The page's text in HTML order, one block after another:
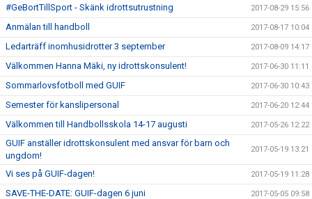
#GeBortTillSport - Skänk idrottsutrustning 2017-08-29 15:56
Anmälan till handboll 2017-08-17 10:04
Ledarträff inomhusidrotter 3 september 2017-08-09 14:17
Välkommen Hanna Mäki, ny idrottskonsulent! 2017-06-30 11:11
Sommarlovsfotboll med GUIF 2017-06-30 10:43
Semester för kanslipersonal 2017-06-20 12:44
Välkommen till Handbollsskola 14-17 augusti 2017-05-26 12:22
GUIF anställer idrottskonsulent med ansvar för barn och
ungdom!
2017-05-19 13:21
Vi ses på GUIF-dagen! 2017-05-19 11:28
SAVE-THE-DATE: GUIF-dagen 6 juni 2017-05-05 09:58